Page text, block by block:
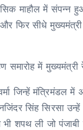
माहौल में
और फिर सीधे
समारोह में
जिन्हें मंत्रिमंडल में
सिंह सिरसा
भी शपथ ली जो